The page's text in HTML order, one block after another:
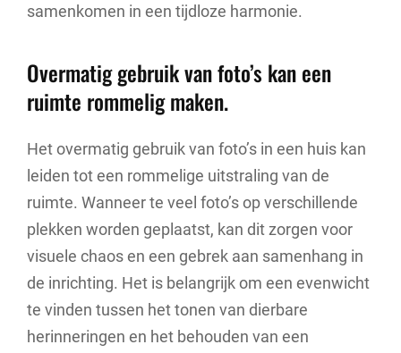
samenkomen in een tijdloze harmonie.
Overmatig gebruik van foto’s kan een
ruimte rommelig maken.
Het overmatig gebruik van foto’s in een huis kan
leiden tot een rommelige uitstraling van de
ruimte. Wanneer te veel foto’s op verschillende
plekken worden geplaatst, kan dit zorgen voor
visuele chaos en een gebrek aan samenhang in
de inrichting. Het is belangrijk om een evenwicht
te vinden tussen het tonen van dierbare
herinneringen en het behouden van een